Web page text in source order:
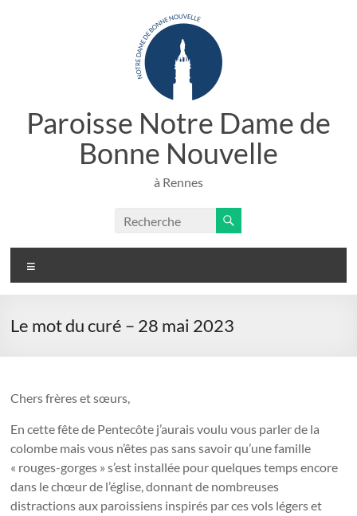
Paroisse Notre Dame de
Bonne Nouvelle
à Rennes
Le mot du curé – 28 mai 2023
Chers frères et sœurs,
En cette fête de Pentecôte j’aurais voulu vous parler de la
colombe mais vous n’êtes pas sans savoir qu’une famille
« rouges-gorges » s’est installée pour quelques temps encore
dans le chœur de l’église, donnant de nombreuses
distractions aux paroissiens inspirés par ces vols légers et